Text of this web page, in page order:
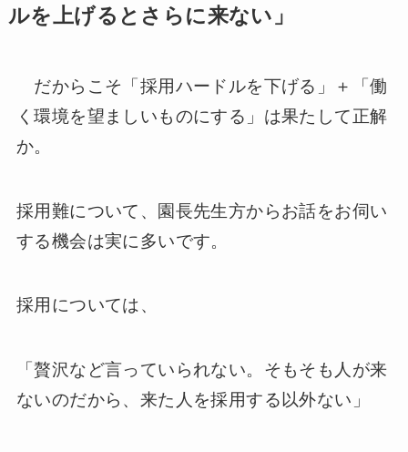
ルを上げるとさらに来ない」
だからこそ「採用ハードルを下げる」＋「働
く環境を望ましいものにする」は果たして正解
か。
採用難について、園長先生方からお話をお伺い
する機会は実に多いです。
採用については、
「贅沢など言っていられない。そもそも人が来
ないのだから、来た人を採用する以外ない」